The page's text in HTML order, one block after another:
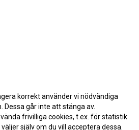
korrekt använder vi nödvändiga
går inte att stänga av.
frivilliga cookies, t.ex. för statistik
själv om du vill acceptera dessa.